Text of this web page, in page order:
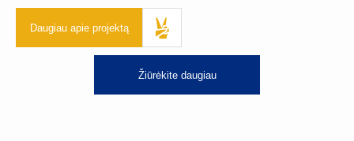
Daugiau apie projektą
Žiūrėkite daugiau